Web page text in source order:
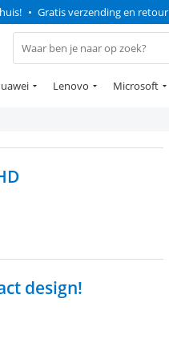
• Gratis verzending en retour
Lenovo Microsoft
design!